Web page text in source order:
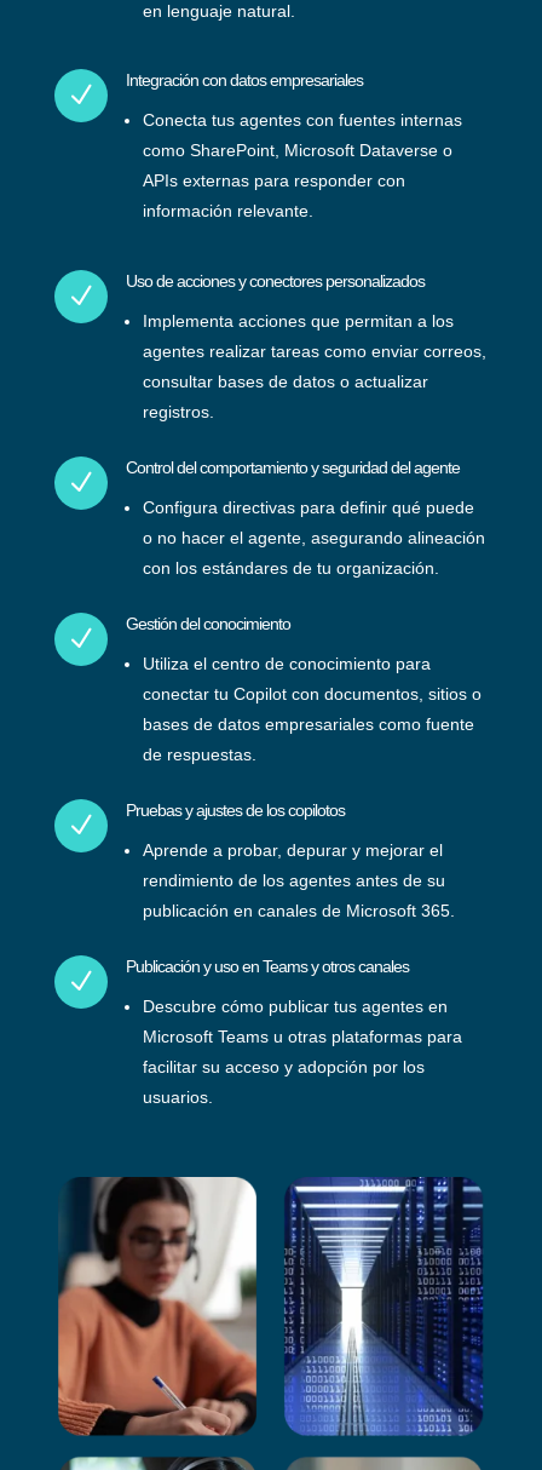
en lenguaje natural.
N Integración con datos empresariales
Conecta tus agentes con fuentes internas
como SharePoint, Microsoft Dataverse o
APIs externas para responder con
información relevante.
N Uso de acciones y conectores personalizados
Implementa acciones que permitan a los
agentes realizar tareas como enviar correos,
consultar bases de datos o actualizar
registros.
N Control del comportamiento y seguridad del agente
Configura directivas para definir qué puede
o no hacer el agente, asegurando alineación
con los estándares de tu organización.
N Gestión del conocimiento
Utiliza el centro de conocimiento para
conectar tu Copilot con documentos, sitios o
bases de datos empresariales como fuente
de respuestas.
N Pruebas y ajustes de los copilotos
Aprende a probar, depurar y mejorar el
rendimiento de los agentes antes de su
publicación en canales de Microsoft 365.
N Publicación y uso en Teams y otros canales
Descubre cómo publicar tus agentes en
Microsoft Teams u otras plataformas para
facilitar su acceso y adopción por los
usuarios.